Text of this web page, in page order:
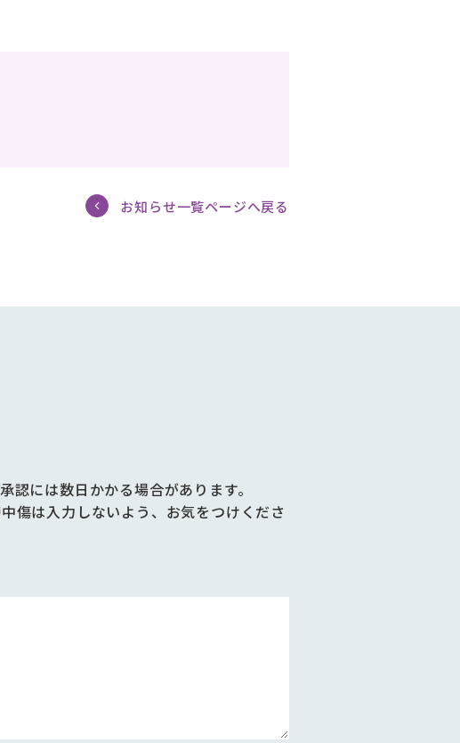
お知らせ一覧ページへ戻る
には数日かかる場合があります。
傷は入力しないよう、お気をつけくださ